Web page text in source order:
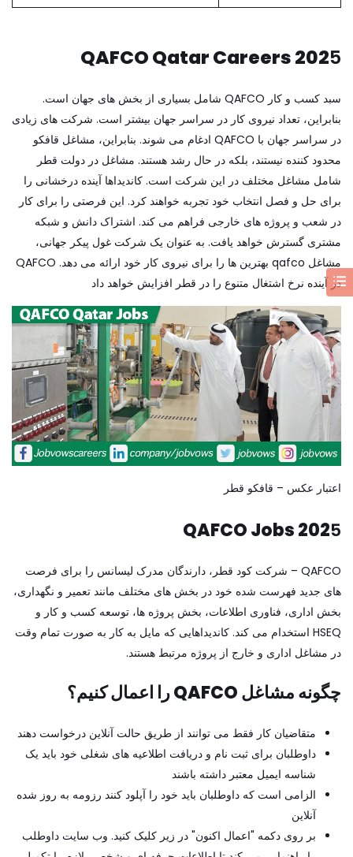
QAFCO Qatar Careers 2025
سبد کسب و کار QAFCO شامل بسیاری از بخش های جهان است.
بنابراین، تعداد نیروی کار در سراسر جهان بیشتر است. شرکت های زیادی
در سراسر جهان با QAFCO ادغام می شوند. بنابراین، مشاغل قافکو
محدود کننده نیستند، بلکه در حال رشد هستند. مشاغل در دولت قطر
شامل مشاغل مختلف در این شرکت است. کاندیداها آینده درخشانی را
برای حل و فصل انتخاب خود تجربه خواهند کرد. این فرصتی را برای کار
در شعب و پروژه های خارجی فراهم می کند. اشتراک دانش و شبکه
مشتری گسترش خواهد یافت. به عنوان یک شرکت غول پیکر جهانی،
مشاغل qafco بهترین ها را برای نیروی کار خود ارائه می دهد. QAFCO
در آینده نرخ اشتغال متنوع را در قطر افزایش خواهد داد
اعتبار عکس – قافکو قطر
QAFCO Jobs 2025
QAFCO – شرکت کود قطر، دارندگان مدرک لیسانس را برای فرصت
های جدید فهرست شده خود در بخش های مختلف مانند تعمیر و نگهداری،
بخش اداری، فناوری اطلاعات، بخش پروژه ها، توسعه کسب و کار و
HSEQ استخدام می کند. کاندیداهایی که مایل به کار به صورت تمام وقت
در مشاغل اداری و خارج از پروژه مرتبط هستند.
چگونه مشاغل QAFCO را اعمال کنیم؟
متقاضیان کار فقط می توانند از طریق حالت آنلاین درخواست دهند
داوطلبان برای ثبت نام و دریافت اطلاعیه های شغلی خود باید یک
شناسه ایمیل معتبر داشته باشند
الزامی است که داوطلبان باید خود را آپلود کنند رزومه به روز شده
آنلاین
بر روی دکمه "اعمال اکنون" در زیر کلیک کنید. وب سایت داوطلب